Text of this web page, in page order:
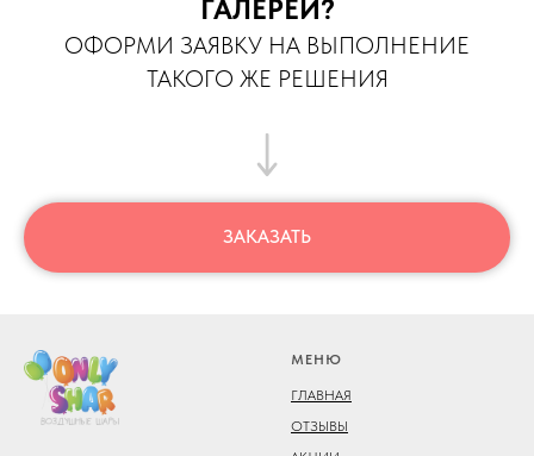
ГАЛЕРЕИ?
ОФОРМИ ЗАЯВКУ НА ВЫПОЛНЕНИЕ
ТАКОГО ЖЕ РЕШЕНИЯ
ЗАКАЗАТЬ
МЕНЮ
ГЛАВНАЯ
ОТЗЫВЫ